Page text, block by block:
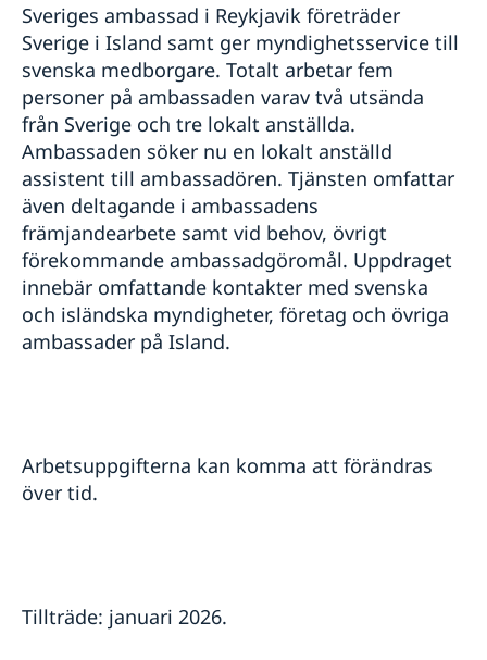
Sveriges ambassad i Reykjavik företräder
Sverige i Island samt ger myndighetsservice till
svenska medborgare. Totalt arbetar fem
personer på ambassaden varav två utsända
från Sverige och tre lokalt anställda.
Ambassaden söker nu en lokalt anställd
assistent till ambassadören. Tjänsten omfattar
även deltagande i ambassadens
främjandearbete samt vid behov, övrigt
förekommande ambassadgöromål. Uppdraget
innebär omfattande kontakter med svenska
och isländska myndigheter, företag och övriga
ambassader på Island.
Arbetsuppgifterna kan komma att förändras
över tid.
Tillträde: januari 2026.